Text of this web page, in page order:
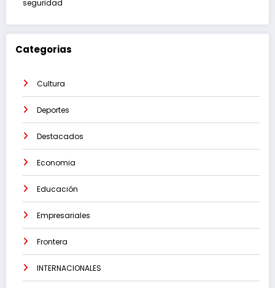
seguridad
Categorias
Cultura
Deportes
Destacados
Economia
Educación
Empresariales
Frontera
INTERNACIONALES